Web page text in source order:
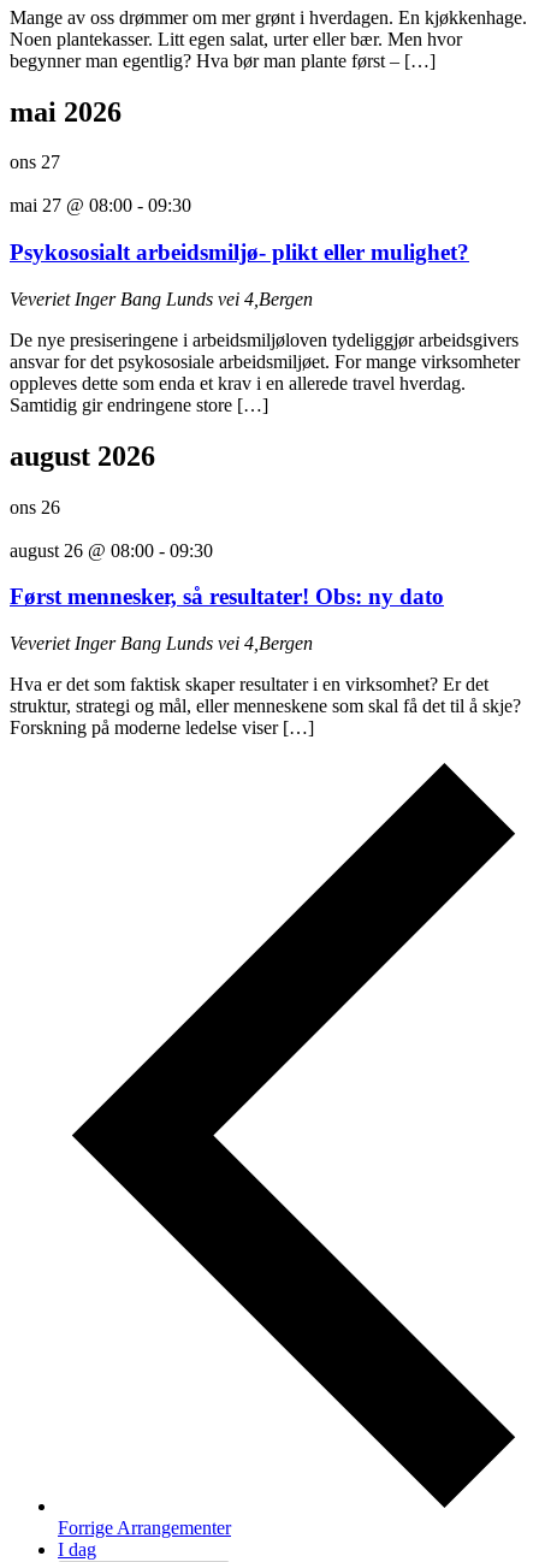
Mange av oss drømmer om mer grønt i hverdagen. En kjøkkenhage.
Noen plantekasser. Litt egen salat, urter eller bær. Men hvor
begynner man egentlig? Hva bør man plante først – […]
mai 2026
ons 27
mai 27 @ 08:00 - 09:30
Psykososialt arbeidsmiljø- plikt eller mulighet?
Veveriet Inger Bang Lunds vei 4,Bergen
De nye presiseringene i arbeidsmiljøloven tydeliggjør arbeidsgivers
ansvar for det psykososiale arbeidsmiljøet. For mange virksomheter
oppleves dette som enda et krav i en allerede travel hverdag.
Samtidig gir endringene store […]
august 2026
ons 26
august 26 @ 08:00 - 09:30
Først mennesker, så resultater! Obs: ny dato
Veveriet Inger Bang Lunds vei 4,Bergen
Hva er det som faktisk skaper resultater i en virksomhet? Er det
struktur, strategi og mål, eller menneskene som skal få det til å skje?
Forskning på moderne ledelse viser […]
Forrige Arrangementer
I dag